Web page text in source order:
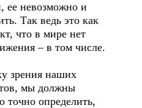
ее невозможно и
Так ведь это как
что в мире нет
– в том числе.
зрения наших
мы должны
точно определить,